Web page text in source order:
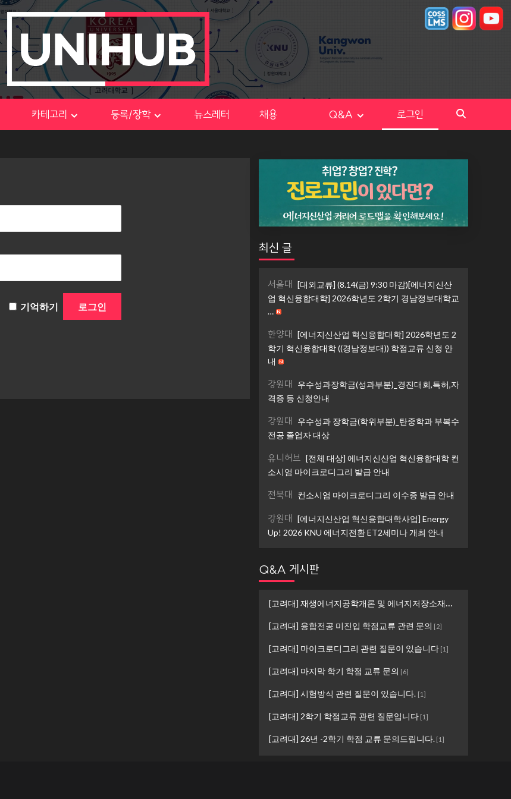
카테고리 등록/장학 뉴스레터 채용 Q&A 로그인
기억하기
최신 글
서울대
[대외교류] (8.14(금) 9:30 마감)[에너지신산
업 혁신융합대학] 2026학년도 2학기 경남정보대학교
…
한양대
[에너지신산업 혁신융합대학] 2026학년도 2
학기 혁신융합대학 ((경남정보대)) 학점교류 신청 안
내
강원대
우수성과장학금(성과부분)_경진대회,특허,자
격증 등 신청안내
강원대
우수성과 장학금(학위부분)_탄중학과 부복수
전공 졸업자 대상
유니허브 [전체 대상] 에너지신산업 혁신융합대학 컨
소시엄 마이크로디그리 발급 안내
전북대 컨소시엄 마이크로디그리 이수증 발급 안내
강원대
[에너지신산업 혁신융합대학사업] Energy
Up! 2026 KNU 에너지전환 ET2세미나 개최 안내
Q&A 게시판
[고려대] 재생에너지공학개론 및 에너지저장소재설계 ...
[고려대] 융합전공 미진입 학점교류 관련 문의 [2]
[고려대] 마이크로디그리 관련 질문이 있습니다[1]
[고려대] 마지막 학기 학점 교류 문의 [6]
[고려대] 시험방식 관련 질문이 있습니다. [1]
[고려대] 2학기 학점교류 관련 질문입니다[1]
[고려대] 26년 -2학기 학점 교류 문의드립니다.[1]